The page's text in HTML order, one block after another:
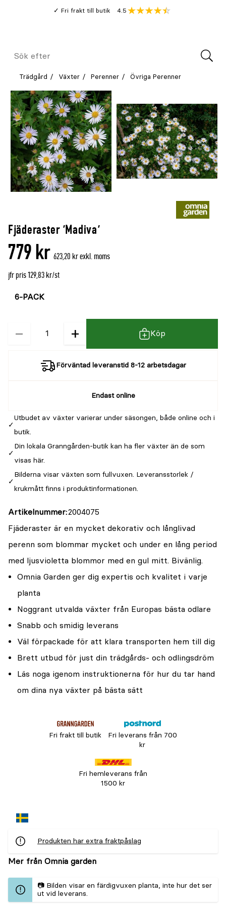
Fri frakt till butik
Genomsnitt
4.5
Meny
Sök
Trädgård Växter Perenner Övriga Perenner
Fjäderaster 'Madiva'
779 kr 623,20 kr exkl. moms
jfr pris 129,83 kr/st
− + Köp
Förväntad leveranstid 8-12 arbetsdagar
Endast online
Utbudet av växter varierar under säsongen, både online och i
butik.
Din lokala Granngården-butik kan ha fler växter än de som
visas här.
Bilderna visar växten som fullvuxen. Leveransstorlek /
krukmått finns i produktinformationen.
Artikelnummer 2004075
Fjäderaster är en mycket dekorativ och långlivad
perenn som blommar mycket och under en lång period
med ljusvioletta blommor med en gul mitt. Bivänlig.
Omnia Garden ger dig expertis och kvalitet i varje
planta
Noggrant utvalda växter från Europas bästa odlare
Snabb och smidig leverans
Väl förpackade för att klara transporten hem till dig
Brett utbud för just din trädgårds- och odlingsdröm
Läs noga igenom instruktionerna för hur du tar hand
om dina nya växter på bästa sätt
Fri frakt till butik
Fri leverans från 700
kr
Fri hemleverans från
1500 kr
Produkten har extra fraktpåslag
Mer från Omnia garden
📷 Bilden visar en färdigvuxen planta, inte hur det ser
ut vid leverans.